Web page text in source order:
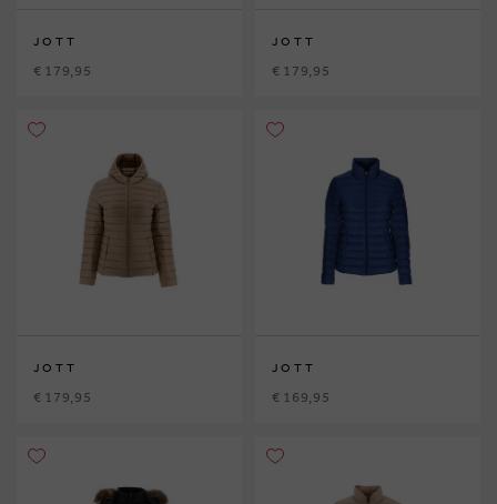
JOTT
€ 179,95
JOTT
€ 179,95
JOTT
€ 179,95
JOTT
€ 169,95